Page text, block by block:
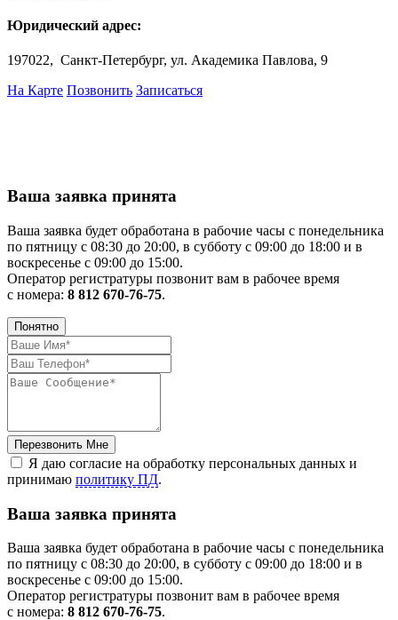
Юридический адрес:
197022, Санкт-Петербург, ул. Академика Павлова, 9
На Карте Позвонить Записаться
Ваша заявка принята
Ваша заявка будет обработана в рабочие часы с понедельника
по пятницу с 08:30 до 20:00, в субботу с 09:00 до 18:00 и в
воскресенье с 09:00 до 15:00.
Оператор регистратуры позвонит вам в рабочее время
с номера: 8 812 670-76-75.
Понятно
Перезвонить Мне
Я даю согласие на обработку персональных данных и
принимаю политику ПД.
Ваша заявка принята
Ваша заявка будет обработана в рабочие часы с понедельника
по пятницу с 08:30 до 20:00, в субботу с 09:00 до 18:00 и в
воскресенье с 09:00 до 15:00.
Оператор регистратуры позвонит вам в рабочее время
с номера: 8 812 670-76-75.